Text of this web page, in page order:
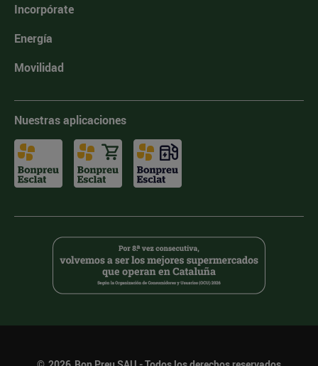
Incorpórate
Energía
Movilidad
Nuestras aplicaciones